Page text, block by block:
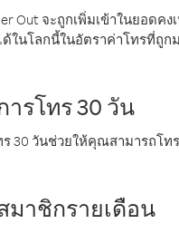
Out จะถูกเพิ่มเข้าในยอด
ในโลกนี้ในอัตราค่าโทรที่ถูก
ารโทร 30 วัน
30 วันช่วยให้คุณสามารถโ
มาชิกรายเดือน